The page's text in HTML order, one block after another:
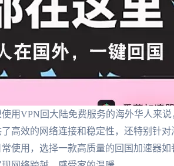
用VPN回大陆免费服务的海外华人来
高效的网络连接和稳定性，还特别针
使用，选择一款高质量的回国加速器